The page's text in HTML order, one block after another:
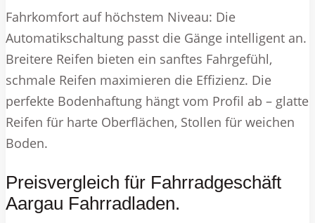
Fahrkomfort auf höchstem Niveau: Die
Automatikschaltung passt die Gänge intelligent an.
Breitere Reifen bieten ein sanftes Fahrgefühl,
schmale Reifen maximieren die Effizienz. Die
perfekte Bodenhaftung hängt vom Profil ab – glatte
Reifen für harte Oberflächen, Stollen für weichen
Boden.
Preisvergleich für Fahrradgeschäft
Aargau Fahrradladen.